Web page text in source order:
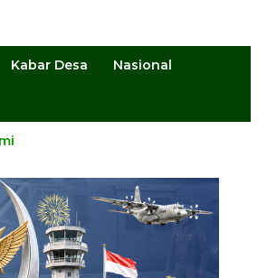
Kabar Desa Nasional